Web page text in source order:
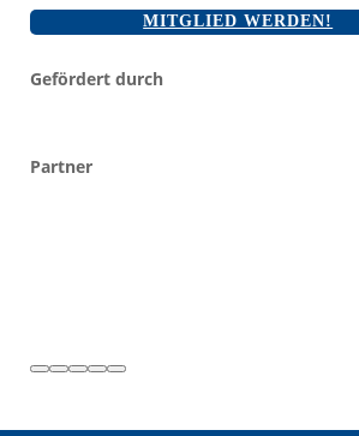
MITGLIED WERDEN!
Gefördert durch
Partner